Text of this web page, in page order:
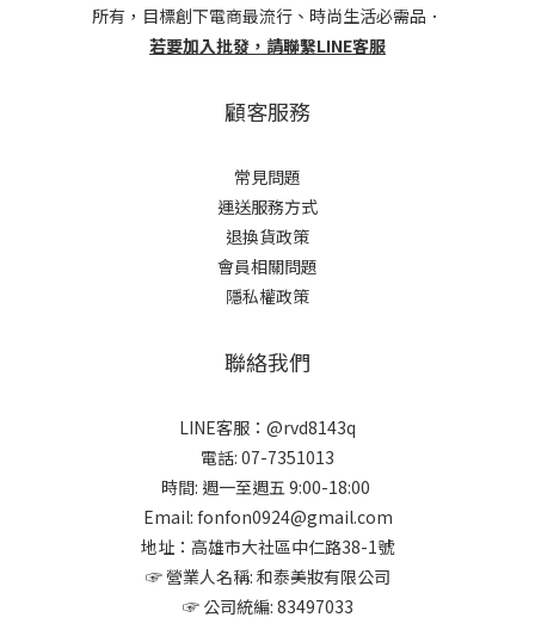
所有，目標創下電商最流行、時尚生活必需品．
若要加入批發，請聯繫LINE客服
顧客服務
常見問題
運送服務方式
退換貨政策
會員相關問題
隱私權政策
聯絡我們
LINE客服：@rvd8143q
電話: 07-7351013
時間: 週一至週五 9:00-18:00
Email: fonfon0924@gmail.com
地址：高雄市大社區中仁路38-1號
☞ 營業人名稱: 和泰美妝有限公司
☞ 公司統編: 83497033